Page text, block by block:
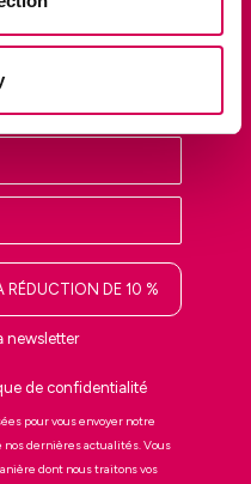
tendances.
RÉDUCTION DE 10 %
newsletter
de confidentialité
pour vous envoyer notre
dernières actualités. Vous
dont nous traitons vos